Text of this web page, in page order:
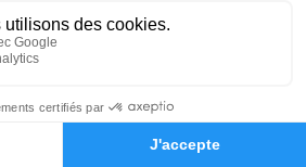
Hommages
2023 à 09h30
4 impasse St Fortuna
Je rends hommage